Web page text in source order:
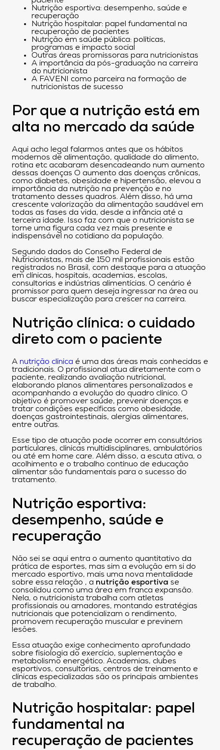
Nutrição esportiva: desempenho, saúde e
recuperação
Nutrição hospitalar: papel fundamental na
recuperação de pacientes
Nutrição em saúde pública: políticas,
programas e impacto social
Outras áreas promissoras para nutricionistas
A importância da pós-graduação na carreira
do nutricionista
A FAVENI como parceira na formação de
nutricionistas de sucesso
Por que a nutrição está em
alta no mercado da saúde
Aqui acho legal falarmos antes que os hábitos
modernos de alimentação, qualidade do alimento,
rotina etc acabaram desencadeando num aumento
dessas doenças O aumento das doenças crônicas,
como diabetes, obesidade e hipertensão, elevou a
importância da nutrição na prevenção e no
tratamento desses quadros. Além disso, há uma
crescente valorização da alimentação saudável em
todas as fases da vida, desde a infância até a
terceira idade. Isso faz com que o nutricionista se
torne uma figura cada vez mais presente e
indispensável no cotidiano da população.
Segundo dados do Conselho Federal de
Nutricionistas, mais de 150 mil profissionais estão
registrados no Brasil, com destaque para a atuação
em clínicas, hospitais, academias, escolas,
consultorias e indústrias alimentícias. O cenário é
promissor para quem deseja ingressar na área ou
buscar especialização para crescer na carreira.
Nutrição clínica: o cuidado
direto com o paciente
A nutrição clínica é uma das áreas mais conhecidas e
tradicionais. O profissional atua diretamente com o
paciente, realizando avaliação nutricional,
elaborando planos alimentares personalizados e
acompanhando a evolução do quadro clínico. O
objetivo é promover saúde, prevenir doenças e
tratar condições específicas como obesidade,
doenças gastrointestinais, alergias alimentares,
entre outras.
Esse tipo de atuação pode ocorrer em consultórios
particulares, clínicas multidisciplinares, ambulatórios
ou até em home care. Além disso, a escuta ativa, o
acolhimento e o trabalho contínuo de educação
alimentar são fundamentais para o sucesso do
tratamento.
Nutrição esportiva:
desempenho, saúde e
recuperação
Não sei se aqui entra o aumento quantitativo da
prática de esportes, mas sim a evolução em si do
mercado esportivo, mais uma nova mentalidade
sobre essa relação , a nutrição esportiva se
consolidou como uma área em franca expansão.
Nela, o nutricionista trabalha com atletas
profissionais ou amadores, montando estratégias
nutricionais que potencializam o rendimento,
promovem recuperação muscular e previnem
lesões.
Essa atuação exige conhecimento aprofundado
sobre fisiologia do exercício, suplementação e
metabolismo energético. Academias, clubes
esportivos, consultorias, centros de treinamento e
clínicas especializadas são os principais ambientes
de trabalho.
Nutrição hospitalar: papel
fundamental na
recuperação de pacientes